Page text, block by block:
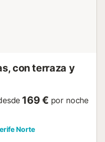
con terraza y
169 € por noche
Norte